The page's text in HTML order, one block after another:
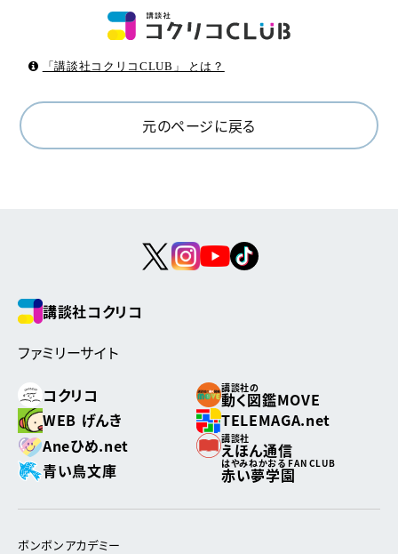
「講談社コクリコCLUB」 とは？
元のページに戻る
講談社コクリコ
ファミリーサイト
コクリコ
講談社の
動く図鑑MOVE
WEB げんき
TELEMAGA.net
Aneひめ.net
講談社
えほん通信
青い鳥文庫
はやみねかおる FAN CLUB
赤い夢学園
ボンボンアカデミー